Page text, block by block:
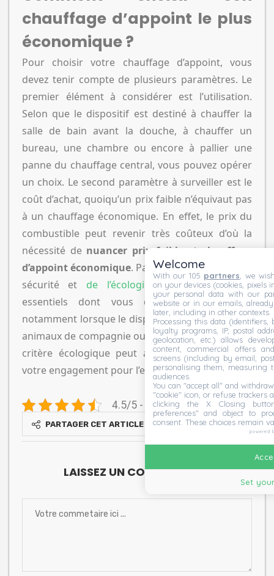
chauffage d’appoint le plus
économique ?
Pour choisir votre chauffage d’appoint, vous
devez tenir compte de plusieurs paramètres. Le
premier élément à considérer est l’utilisation.
Selon que le dispositif est destiné à chauffer la
salle de bain avant la douche, à chauffer un
bureau, une chambre ou encore à pallier une
panne du chauffage central, vous pouvez opérer
un choix. Le second paramètre à surveiller est le
coût d’achat, quoiqu’un prix faible n’équivaut pas
à un chauffage économique. En effet, le prix du
combustible peut revenir très coûteux d’où la
nécessité de nuancer prix faible et chauffage
d’appoint économique. Par ailleurs, l’aspect de la
sécurité et de l’écologie
sont des facteurs
essentiels dont vous devez tenir compte,
notamment lorsque le dispositif s’utilise près des
animaux de compagnie ou d’enfants. Pour finir, le
critère écologique peut avoir son poids selon
votre engagement pour l’environnement.
4.5/5 - (2 votes)
PARTAGER CET ARTICLE
LAISSEZ UN COMMENTAIRE
Welcome
With our 105 partners , we
on your devices (cookies, pixels
your personal data with our
website or in our emails,
later, including in other contexts.
Processing this data (identifiers,
loyalty programs, IP, postal
geolocation, etc.) allows
content, commercial offers
screens (including by email,
personalising them, measuring
audiences.
You can "accept all" and
"cookie" icon, or refuse trackers
clicking the X Closing
preferences" and object to
consent. These choices remain
powered
Set